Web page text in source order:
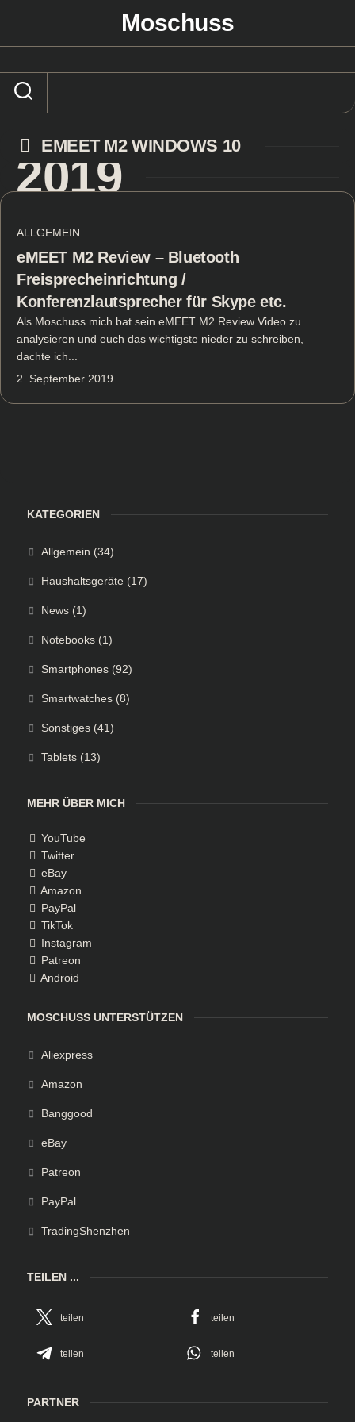
Moschuss
EMEET M2 WINDOWS 10
2019
ALLGEMEIN
eMEET M2 Review – Bluetooth
Freisprecheinrichtung /
Konferenzlautsprecher für Skype etc.
Als Moschuss mich bat sein eMEET M2 Review Video zu
analysieren und euch das wichtigste nieder zu schreiben,
dachte ich...
2. September 2019
KATEGORIEN
Allgemein (34)
Haushaltsgeräte (17)
News(1)
Notebooks(1)
Smartphones(92)
Smartwatches(8)
Sonstiges(41)
Tablets(13)
MEHR ÜBER MICH
YouTube
Twitter
eBay
Amazon
PayPal
TikTok
Instagram
Patreon
Android
MOSCHUSS UNTERSTÜTZEN
Aliexpress
Amazon
Banggood
eBay
Patreon
PayPal
TradingShenzhen
TEILEN ...
teilen teilen
teilen teilen
PARTNER